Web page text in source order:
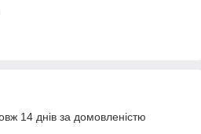
14 днів за домовленістю